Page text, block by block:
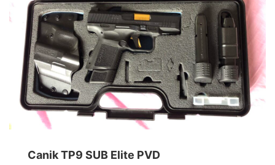
Canik TP9 SUB Elite PVD